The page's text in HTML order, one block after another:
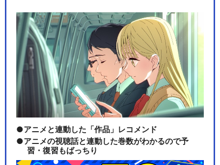
舞台『弱虫ペダル』～箱根学
園（ハコガク）新世代…
舞台『弱虫ペダル』新インタ
ーハイ篇～スタートラ…
舞台『弱虫ペダル』新インタ
アニメと連動した「作品」レコメンド
アニメの視聴話と連動した巻数がわかるので予
習・復習もばっちり